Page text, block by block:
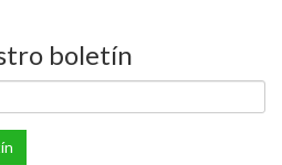
boletín